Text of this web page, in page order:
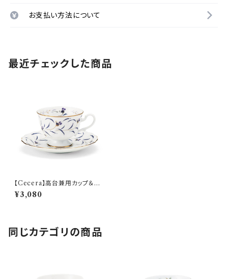
お支払い方法について
最近チェックした商品
【Cecera】高台兼用カップ＆ソ
ーサー【CE1001-28K】
¥3,080
同じカテゴリの商品